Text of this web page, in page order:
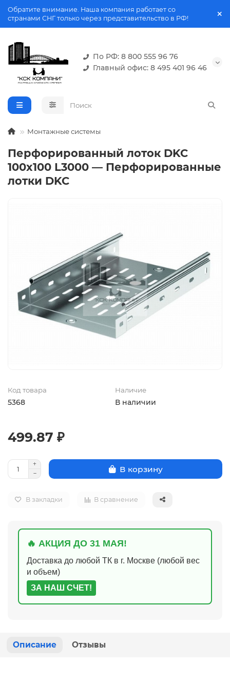
Обратите внимание. Наша компания работает со
странами СНГ только через представительство в РФ!
По РФ: 8 800 555 96 76
Главный офис: 8 495 401 96 46
Монтажные системы
Перфорированный лоток DKC
100x100 L3000 — Перфорированные
лотки DKC
Код товара
5368
Наличие
В наличии
499.87 ₽
В корзину
В закладки В сравнение
🔥 АКЦИЯ ДО 31 МАЯ!
Доставка до любой ТК в г. Москве (любой вес
и объем)
ЗА НАШ СЧЕТ!
Описание Отзывы